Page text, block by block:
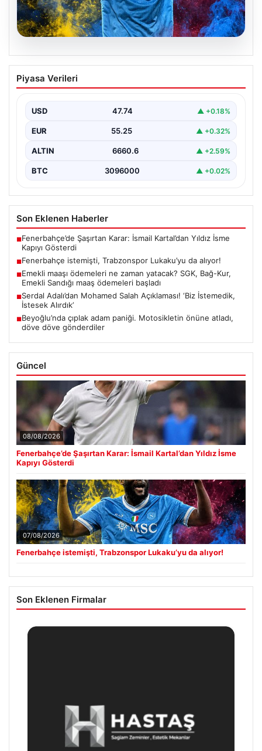
07.08.2026
Fenerbahçe istemişti, Trabzonspor
Lukaku’yu da alıyor!
Piyasa Verileri
USD 47.74 ▲ +0.18%
EUR 55.25 ▲ +0.32%
ALTIN 6660.6 ▲ +2.59%
BTC 3096000 ▲ +0.02%
Son Eklenen Haberler
■Fenerbahçe’de Şaşırtan Karar: İsmail Kartal’dan Yıldız İsme
Kapıyı Gösterdi
■Fenerbahçe istemişti, Trabzonspor Lukaku’yu da alıyor!
■Emekli maaşı ödemeleri ne zaman yatacak? SGK, Bağ-Kur,
Emekli Sandığı maaş ödemeleri başladı
■Serdal Adalı’dan Mohamed Salah Açıklaması! ‘Biz İstemedik,
İstesek Alırdık’
■Beyoğlu’nda çıplak adam paniği. Motosikletin önüne atladı,
döve döve gönderdiler
Güncel
08/08/2026
Fenerbahçe’de Şaşırtan Karar: İsmail Kartal’dan Yıldız İsme
Kapıyı Gösterdi
07/08/2026
Fenerbahçe istemişti, Trabzonspor Lukaku’yu da alıyor!
Son Eklenen Firmalar